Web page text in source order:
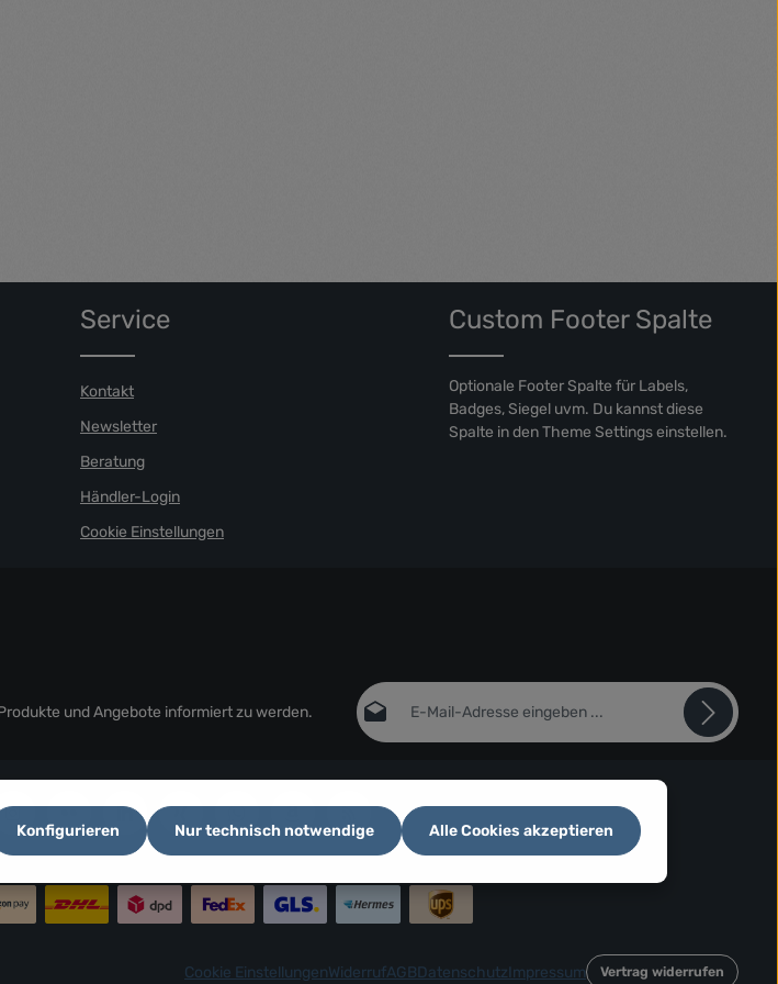
Service
Kontakt
Newsletter
Beratung
Händler-Login
Cookie Einstellungen
Custom Footer Spalte
Optionale Footer Spalte für Labels,
Badges, Siegel uvm. Du kannst diese
Spalte in den Theme Settings einstellen.
und Angebote informiert zu werden.
E-Mail-Adresse*
zur
Kenntnis genommen und die
gelesen und bin
mit ihnen einverstanden.*
Die mit einem Stern (*) markierten Felder sind
Pflichtfelder.
Cookie EinstellungenWiderrufAGBDatenschutzImpressum Vertrag widerrufen
Nur technisch notwendige
Konfigurieren Alle Cookies akzeptieren